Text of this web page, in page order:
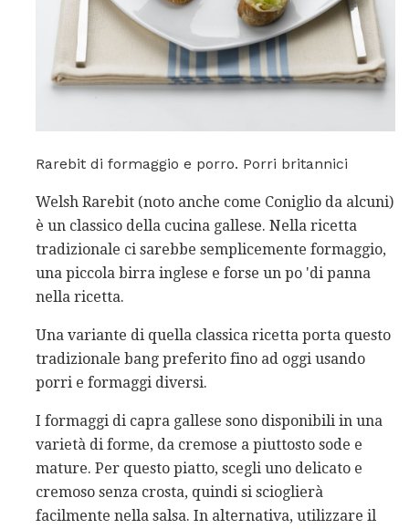
Rarebit di formaggio e porro. Porri britannici
Welsh Rarebit (noto anche come Coniglio da alcuni)
è un classico della cucina gallese. Nella ricetta
tradizionale ci sarebbe semplicemente formaggio,
una piccola birra inglese e forse un po 'di panna
nella ricetta.
Una variante di quella classica ricetta porta questo
tradizionale bang preferito fino ad oggi usando
porri e formaggi diversi.
I formaggi di capra gallese sono disponibili in una
varietà di forme, da cremose a piuttosto sode e
mature. Per questo piatto, scegli uno delicato e
cremoso senza crosta, quindi si scioglierà
facilmente nella salsa. In alternativa, utilizzare il